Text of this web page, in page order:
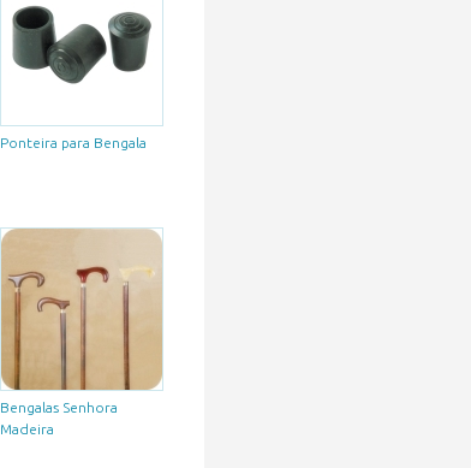
Ponteira para Bengala
Bengalas Senhora
Madeira